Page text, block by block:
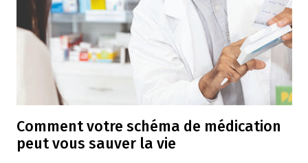
Comment votre schéma​ de médication
peut vous sauver la vie